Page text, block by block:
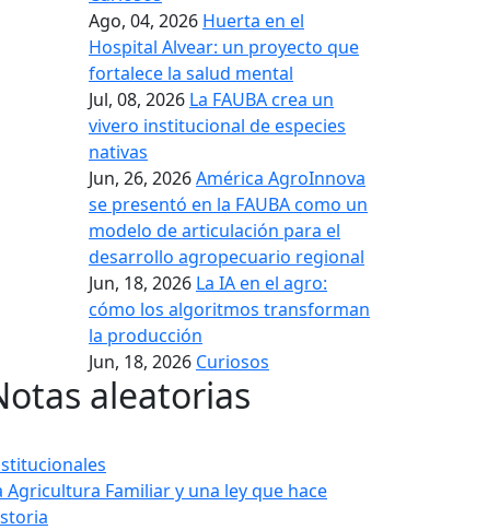
Ago, 04, 2026 Huerta en el
Hospital Alvear: un proyecto que
fortalece la salud mental
Jul, 08, 2026 La FAUBA crea un
vivero institucional de especies
nativas
Jun, 26, 2026América AgroInnova
se presentó en la FAUBA como un
modelo de articulación para el
desarrollo agropecuario regional
Jun, 18, 2026 La IA en el agro:
cómo los algoritmos transforman
la producción
Jun, 18, 2026 Curiosos
aleatorias
Agricultura Familiar y una ley que hace